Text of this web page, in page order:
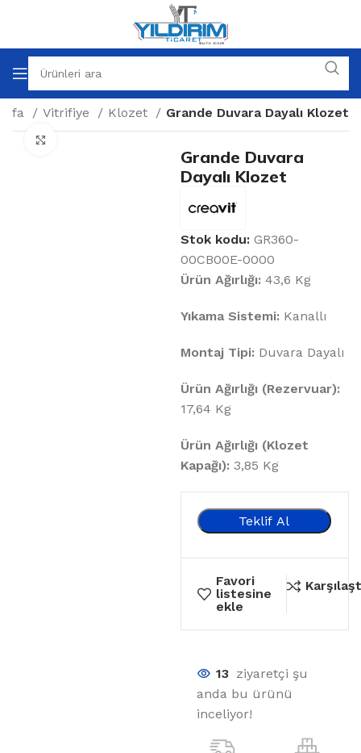
Vitrifiye Klozet Grande Duvara Dayalı Klozet
Grande Duvara
Dayalı Klozet
Stok kodu: GR360-
00CB00E-0000
Ürün Ağırlığı: 43,6 Kg
Yıkama Sistemi: Kanallı
Montaj Tipi: Duvara Dayalı
Ürün Ağırlığı (Rezervuar):
17,64 Kg
Ürün Ağırlığı (Klozet
Kapağı): 3,85 Kg
Teklif Al
Favori
listesine
ekle
13 ziyaretçi şu
anda bu ürünü
inceliyor!